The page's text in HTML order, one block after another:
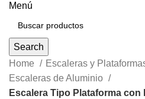
Menú
Search
Home
Escaleras y
Escaleras de Aluminio
Escalera Tipo Plataforma con